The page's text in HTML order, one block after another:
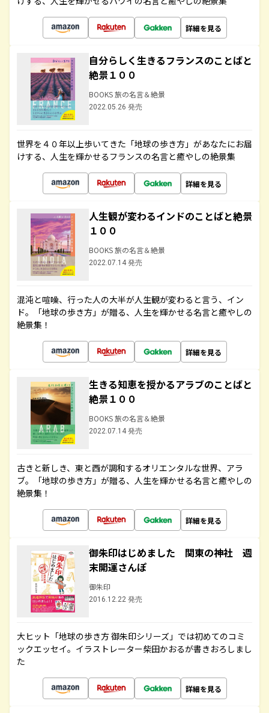
詳細を見る
自分らしく生きるフランスのことばと
絶景１００
BOOKS 旅の名言＆絶景
2022.05.26 発売
世界を４０年以上歩いてきた「地球の歩き方」があなたにお届
けする、人生を輝かせるフランスの名言と癒やしの絶景集
詳細を見る
人生観が変わるインドのことばと絶景
１００
BOOKS 旅の名言＆絶景
2022.07.14 発売
混沌と喧噪、行った人の大半が人生観が変わると言う、イン
ド。「地球の歩き方」が贈る、人生を輝かせる名言と癒やしの
絶景集！
詳細を見る
生きる知恵を授かるアラブのことばと
絶景１００
BOOKS 旅の名言＆絶景
2022.07.14 発売
古きと新しき、東と西が調和するオリエンタルな世界、アラ
ブ。「地球の歩き方」が贈る、人生を輝かせる名言と癒やしの
絶景集！
詳細を見る
御朱印はじめました 関東の神社 週
末開運さんぽ
御朱印
2016.12.22 発売
大ヒット「地球の歩き方 御朱印シリーズ」では初めてのコミ
ックエッセイ。イラストレーター柴田かおるが書きおろしまし
た
詳細を見る